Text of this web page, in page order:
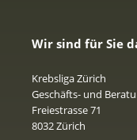
Wir sind für Sie
Krebsliga Zürich
Geschäfts- und
Freiestrasse 71
8032 Zürich